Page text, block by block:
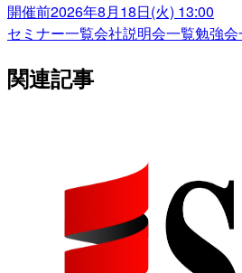
開催前2026年8月18日(火) 13:00
セミナー一覧会社説明会一覧勉強会
関連記事